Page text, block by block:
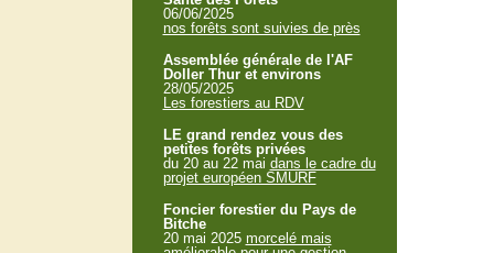
06/06/2025
nos forêts sont suivies de près
Assemblée générale de l'AF
Doller Thur et environs
28/05/2025
Les forestiers au RDV
LE grand rendez vous des
petites forêts privées
du 20 au 22 mai dans le cadre du
projet européen SMURF
Foncier forestier du Pays de
Bitche
20 mai 2025 morcelé mais